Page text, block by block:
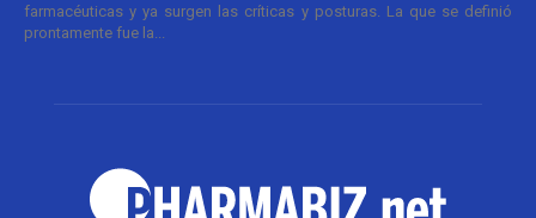
farmacéuticas y ya surgen las críticas y posturas. La que se definió
prontamente fue la...